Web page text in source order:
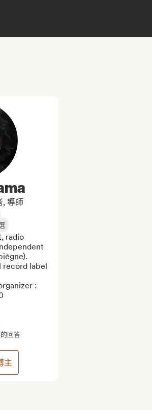
, 導師
radio
record label
:
回答
主